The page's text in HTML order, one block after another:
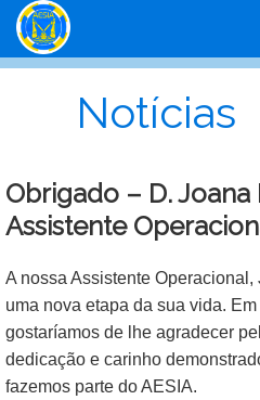
Notícias
Obrigado – D. Joana
Assistente
A nossa Assistente
uma nova etapa da sua vida.
gostaríamos de lhe agradecer
dedicação e carinho
fazemos parte do AESIA.